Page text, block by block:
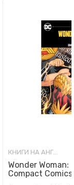
КНИГИ НА АНГЛИСКИ ЈАЗИК
Wonder Woman:
Compact